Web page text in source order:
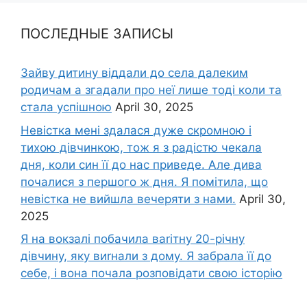
ПОСЛЕДНЫЕ ЗАПИСЫ
Зайву дитину віддали до села далеким
родичам а згадали про неї лише тоді коли та
стала успішною April 30, 2025
Невістка мені здалася дуже скромною і
тихою дівчинкою, тож я з радістю чекала
дня, коли син її до нас приведе. Але дива
почалися з першого ж дня. Я помітила, що
невістка не вийшла вечеряти з нами. April 30,
2025
Я на вокзалі побачила ваrітну 20-річну
дівчину, яку виrнали з дому. Я забрала її до
себе, і вона почала розповідати свою історію